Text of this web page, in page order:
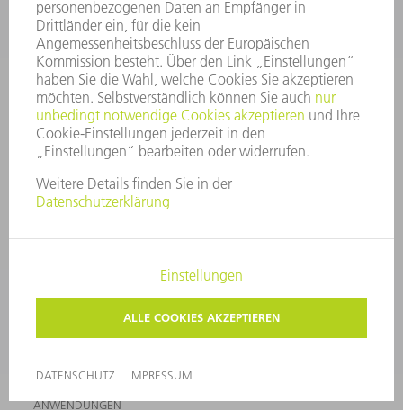
VERANSTALTUNGEN UND
TERMINE
TRUMPF
NEWSLETTERANMELDUNG
ONLINE SERVICES
KONTAKT
ANREGUNGEN, LOB UND KRITIK
VERANSTALTUNGEN UND TERMINE
NEWSLETTER-ANMELDUNG
SICHERHEITSDATENBLÄTTER
MASCHINEN & SYSTEME
LASER
LEISTUNGSELEKTRONIK
SOFTWARE
ANWENDUNGEN